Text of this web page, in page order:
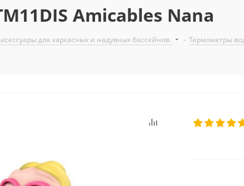
Amicables Nana
для каркасных и надувных бассейнов. - Термометры